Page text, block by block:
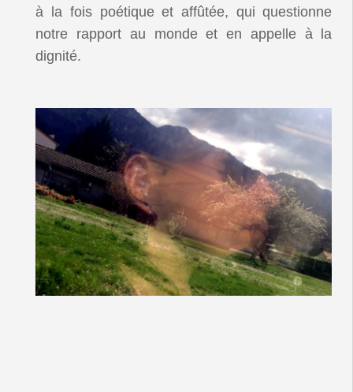
à la fois poétique et affûtée, qui questionne
notre rapport au monde et en appelle à la
dignité.